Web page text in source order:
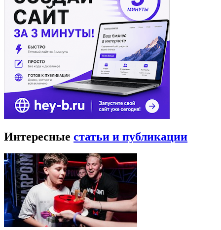
Интересные статьи и публикации